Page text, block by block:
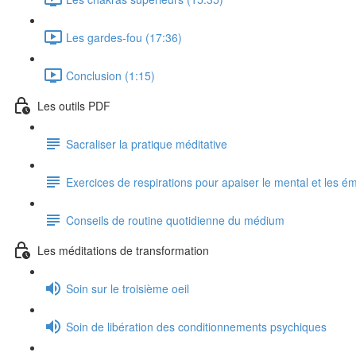
Les gardes-fou (17:36)
Conclusion (1:15)
Les outils PDF
Sacraliser la pratique méditative
Exercices de respirations pour apaiser le mental et les
Conseils de routine quotidienne du médium
Les méditations de transformation
Soin sur le troisième oeil
Soin de libération des conditionnements psychiques